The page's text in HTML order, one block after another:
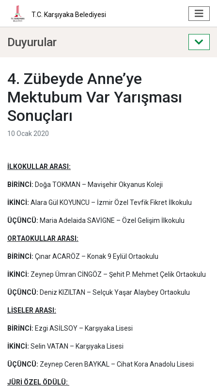
T.C. Karşıyaka Belediyesi
Duyurular
4. Zübeyde Anne’ye
Mektubum Var Yarışması
Sonuçları
10 Ocak 2020
İLKOKULLAR ARASI:
BİRİNCİ: Doğa TOKMAN – Mavişehir Okyanus Koleji
İKİNCİ: Alara Gül KOYUNCU – İzmir Özel Tevfik Fikret İlkokulu
ÜÇÜNCÜ: Maria Adelaida SAVİGNE – Özel Gelişim İlkokulu
ORTAOKULLAR ARASI:
BİRİNCİ: Çınar ACARÖZ – Konak 9 Eylül Ortaokulu
İKİNCİ: Zeynep Ümran CİNGÖZ – Şehit P. Mehmet Çelik Ortaokulu
ÜÇÜNCÜ: Deniz KIZILTAN – Selçuk Yaşar Alaybey Ortaokulu
LİSELER ARASI:
BİRİNCİ: Ezgi ASİLSOY – Karşıyaka Lisesi
İKİNCİ: Selin VATAN – Karşıyaka Lisesi
ÜÇÜNCÜ: Zeynep Ceren BAYKAL – Cihat Kora Anadolu Lisesi
JÜRİ ÖZEL ÖDÜLÜ: